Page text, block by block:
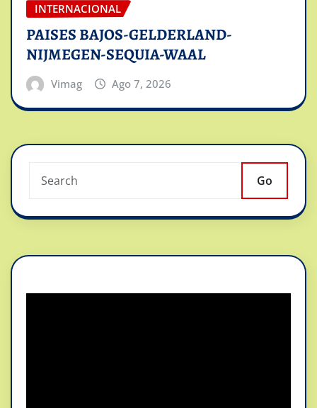
INTERNACIONAL
PAISES BAJOS-GELDERLAND-
NIJMEGEN-SEQUIA-WAAL
Vimag Ago 7, 2026
Go